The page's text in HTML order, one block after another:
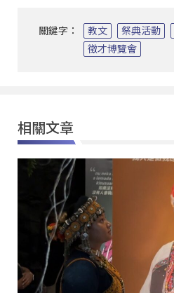
關鍵字： 教文 祭典活動
徵才博覽會
相關文章